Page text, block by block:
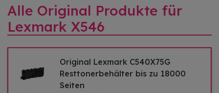
Alle Original Produkte für
Lexmark X546
Original Lexmark C540X75G
Resttonerbehälter bis zu 18000
Seiten